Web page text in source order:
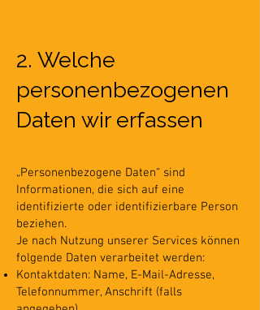
2. Welche
personenbezogenen
Daten wir erfassen
„Personenbezogene Daten“ sind
Informationen, die sich auf eine
identifizierte oder identifizierbare Person
beziehen.
Je nach Nutzung unserer Services können
folgende Daten verarbeitet werden:
Kontaktdaten: Name, E-Mail-Adresse,
Telefonnummer, Anschrift (falls